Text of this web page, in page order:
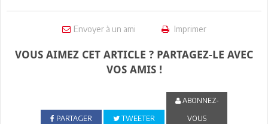
Envoyer à un ami Imprimer
VOUS AIMEZ CET ARTICLE ? PARTAGEZ-LE AVEC
VOS AMIS !
PARTAGER TWEETER
ABONNEZ-
VOUS